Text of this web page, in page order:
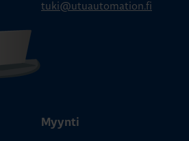
tuki@utuautomation.fi
Myynti